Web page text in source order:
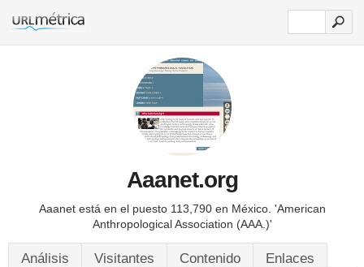
Aaanet.org
Aaanet está en el puesto 113,790 en México. 'American
Anthropological Association (AAA.)'
Análisis Visitantes Contenido
Enlaces